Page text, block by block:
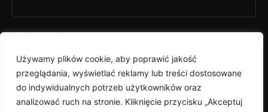
Używamy plików cookie, aby poprawić jakość
przeglądania, wyświetlać reklamy lub treści dostosowane
do indywidualnych potrzeb użytkowników oraz
analizować ruch na stronie. Kliknięcie przycisku „Akceptuj
Wiadomość